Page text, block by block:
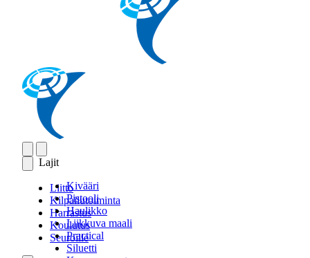
Lajit
Kivääri
Pistooli
Haulikko
Liikkuva maali
Practical
Siluetti
Liitto
Kilpailutoiminta
Harrastus
Koulutus
Seuroille